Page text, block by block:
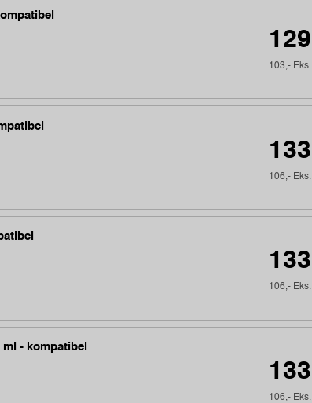
103,-
106,-
106,-
- kompatibel
106,-